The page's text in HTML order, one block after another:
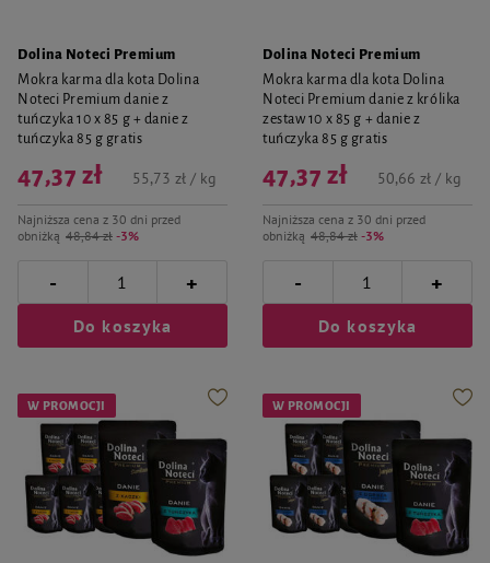
Dolina Noteci Premium
Mokra karma dla kota Dolina
Noteci Premium danie z
tuńczyka 10 x 85 g + danie z
tuńczyka 85 g gratis
Najniższa cena z 30 dni przed
obniżką 48,84 zł -3%
47,37 zł 55,73 zł / kg
- +
Do koszyka
Dolina Noteci Premium
Mokra karma dla kota Dolina
Noteci Premium danie z królika
zestaw 10 x 85 g + danie z
tuńczyka 85 g gratis
Najniższa cena z 30 dni przed
obniżką 48,84 zł -3%
47,37 zł 50,66 zł / kg
- +
Do koszyka
W PROMOCJI W PROMOCJI